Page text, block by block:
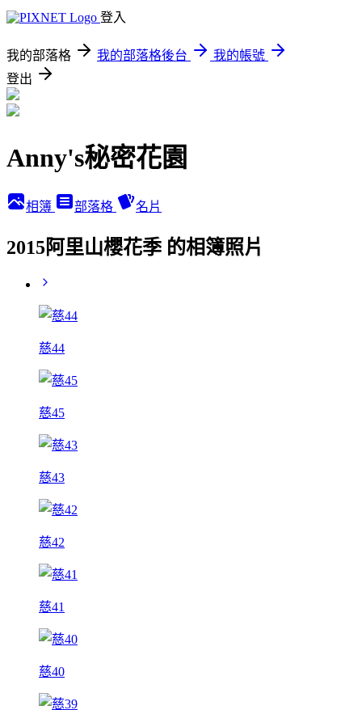
登入
我的部落格 我的部落格後台
我的帳號
登出
Anny's秘密花園
相簿 部落格 名片
2015阿里山櫻花季 的相簿照片
慈44
慈45
慈43
慈42
慈41
慈40